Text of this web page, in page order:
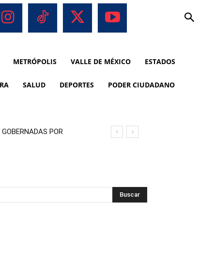
METRÓPOLIS VALLE DE MÉXICO ESTADOS
SALUD DEPORTES PODER CIUDADANO
POR